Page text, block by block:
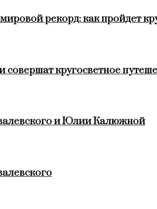
рекорд: как пройдет
кругосветное
и Юлии Калюжной